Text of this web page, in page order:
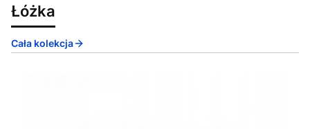
Łóżka
Cała kolekcja